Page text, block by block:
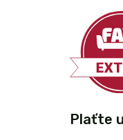
Plaťte